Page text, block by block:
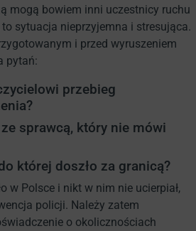
mogą bowiem inni uczestnicy ruchu
sytuacja nieprzyjemna i stresująca.
i przed wyruszeniem
pytań:
przebieg
sprawcą, który nie mówi
której doszło za granicą?
w Polsce i nikt w nim nie ucierpiał,
policji. Należy zatem
o okolicznościach